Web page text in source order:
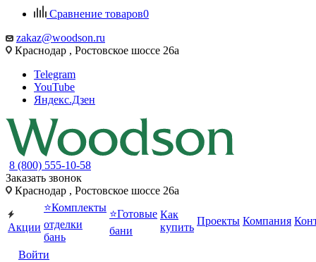
Сравнение товаров0
zakaz@woodson.ru
Краснодар , Ростовское шоссе 26а
Telegram
YouTube
Яндекс.Дзен
8 (800) 555-10-58
Заказать звонок
Краснодар , Ростовское шоссе 26а
Акции
⭐Комплекты
отделки
бань
⭐Готовые
бани
Как
купить
Проекты Компания
Войти